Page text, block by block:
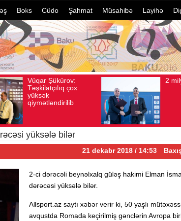
Boks Cüdo Şahmat Müsahibə Layihə
2 milyonluq sözləşmə
Baxış sayı: 80
Avqust 04, 2026 Avqust 04,
yüksələ bilər
21 dekabr 2018 / 14:53
2-ci dərəcəli beynəlxalq güləş hakimi Elman
dərəcəsi yüksələ bilər.
Allsport.az saytı xəbər verir ki, 50 yaşlı
avqustda Romada keçirilmiş gənclərin Avropa